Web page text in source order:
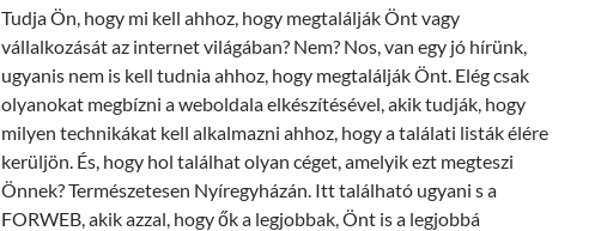
Tudja Ön, hogy mi kell ahhoz, hogy megtalálják Önt vagy
vállalkozását az internet világában? Nem? Nos, van egy jó hírünk,
ugyanis nem is kell tudnia ahhoz, hogy megtalálják Önt. Elég csak
olyanokat megbízni a weboldala elkészítésével, akik tudják, hogy
milyen technikákat kell alkalmazni ahhoz, hogy a találati listák élére
kerüljön. És, hogy hol találhat olyan céget, amelyik ezt megteszi
Önnek? Természetesen Nyíregyházán. Itt található ugyani s a
FORWEB, akik azzal, hogy ők a legjobbak, Önt is a legjobbá